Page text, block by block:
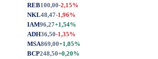
REB100,00-2,15%
NKL48,47-1,96%
IAM96,27+1,54%
ADH36,50-1,35%
MSA869,00+1,05%
BCP248,50+0,20%